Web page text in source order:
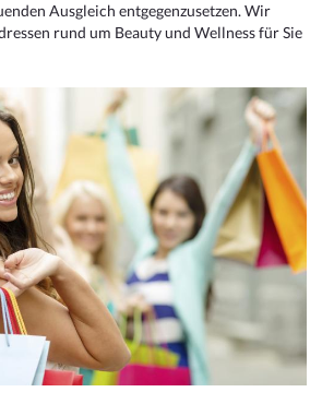
Ausgleich entgegenzusetzen. Wir
rund um Beauty und Wellness für Sie